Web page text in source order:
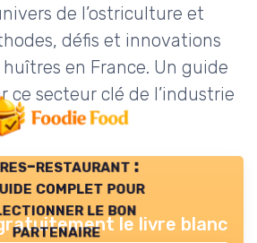
de l’ostriculture et
défis et innovations
huîtres en France. Un guide
ce secteur clé de l’industrie
restaurant :
complet pour
le bon
partenaire
le livre blanc